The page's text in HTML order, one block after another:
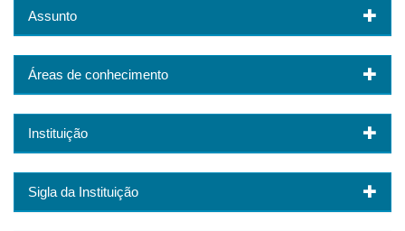
Assunto
Áreas de conhecimento
Instituição
Sigla da Instituição